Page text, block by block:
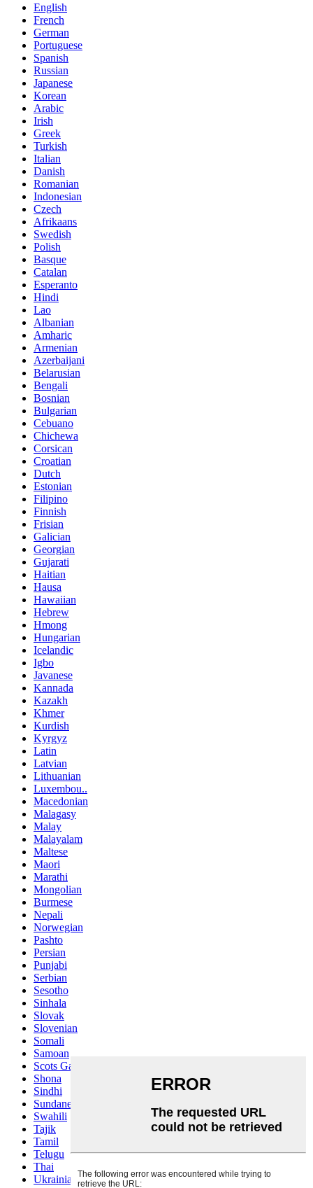
English
French
German
Portuguese
Spanish
Russian
Japanese
Korean
Arabic
Irish
Greek
Turkish
Italian
Danish
Romanian
Indonesian
Czech
Afrikaans
Swedish
Polish
Basque
Catalan
Esperanto
Hindi
Lao
Albanian
Amharic
Armenian
Azerbaijani
Belarusian
Bengali
Bosnian
Bulgarian
Cebuano
Chichewa
Corsican
Croatian
Dutch
Estonian
Filipino
Finnish
Frisian
Galician
Georgian
Gujarati
Haitian
Hausa
Hawaiian
Hebrew
Hmong
Hungarian
Icelandic
Igbo
Javanese
Kannada
Kazakh
Khmer
Kurdish
Kyrgyz
Latin
Latvian
Lithuanian
Luxembou..
Macedonian
Malagasy
Malay
Malayalam
Maltese
Maori
Marathi
Mongolian
Burmese
Nepali
Norwegian
Pashto
Persian
Punjabi
Serbian
Sesotho
Sinhala
Slovak
Slovenian
Somali
Samoan
Scots Gaelic
Shona
Sindhi
Sundanese
Swahili
Tajik
Tamil
Telugu
Thai
Ukrainian